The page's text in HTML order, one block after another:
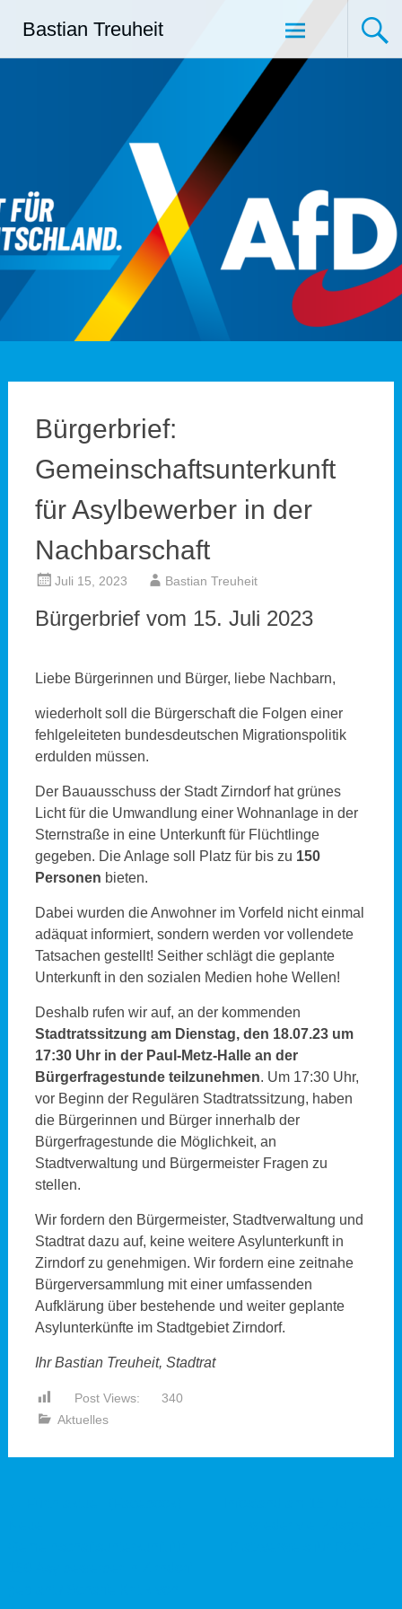
InhaltBastian Treuheit
Bürgerbrief:
Gemeinschaftsunterkunft
für Asylbewerber in der
Nachbarschaft
Juli 15, 2023 Bastian Treuheit
Bürgerbrief vom 15. Juli 2023
Liebe Bürgerinnen und Bürger, liebe Nachbarn,
wiederholt soll die Bürgerschaft die Folgen einer
fehlgeleiteten bundesdeutschen Migrationspolitik
erdulden müssen.
Der Bauausschuss der Stadt Zirndorf hat grünes
Licht für die Umwandlung einer Wohnanlage in der
Sternstraße in eine Unterkunft für Flüchtlinge
gegeben. Die Anlage soll Platz für bis zu 150
Personen bieten.
Dabei wurden die Anwohner im Vorfeld nicht einmal
adäquat informiert, sondern werden vor vollendete
Tatsachen gestellt! Seither schlägt die geplante
Unterkunft in den sozialen Medien hohe Wellen!
Deshalb rufen wir auf, an der kommenden
Stadtratssitzung am Dienstag, den 18.07.23 um
17:30 Uhr in der Paul-Metz-Halle an der
Bürgerfragestunde teilzunehmen. Um 17:30 Uhr,
vor Beginn der Regulären Stadtratssitzung, haben
die Bürgerinnen und Bürger innerhalb der
Bürgerfragestunde die Möglichkeit, an
Stadtverwaltung und Bürgermeister Fragen zu
stellen.
Wir fordern den Bürgermeister, Stadtverwaltung und
Stadtrat dazu auf, keine weitere Asylunterkunft in
Zirndorf zu genehmigen. Wir fordern eine zeitnahe
Bürgerversammlung mit einer umfassenden
Aufklärung über bestehende und weiter geplante
Asylunterkünfte im Stadtgebiet Zirndorf.
Ihr Bastian Treuheit, Stadtrat
Post Views:
340
Aktuelles